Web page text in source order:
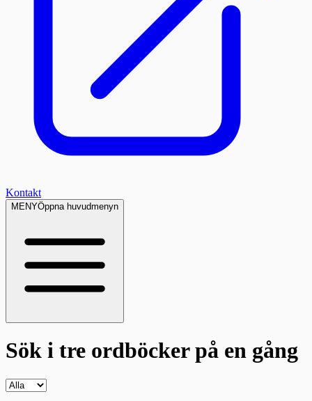
Kontakt
MENYÖppna huvudmenyn
Sök i tre ordböckerpå en gång